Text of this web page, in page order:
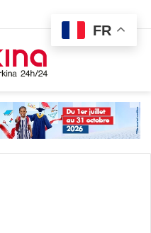
FR